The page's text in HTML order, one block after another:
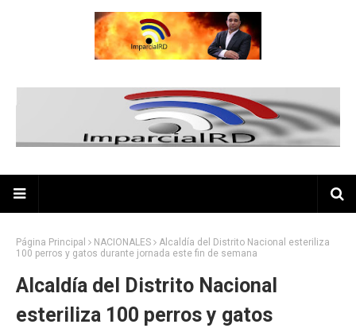
Página Principal NACIONALES
Alcaldía del Distrito Nacional esteriliza
100 perros y gatos durante jornada este fin de semana
Alcaldía del Distrito Nacional
esteriliza 100 perros y gatos